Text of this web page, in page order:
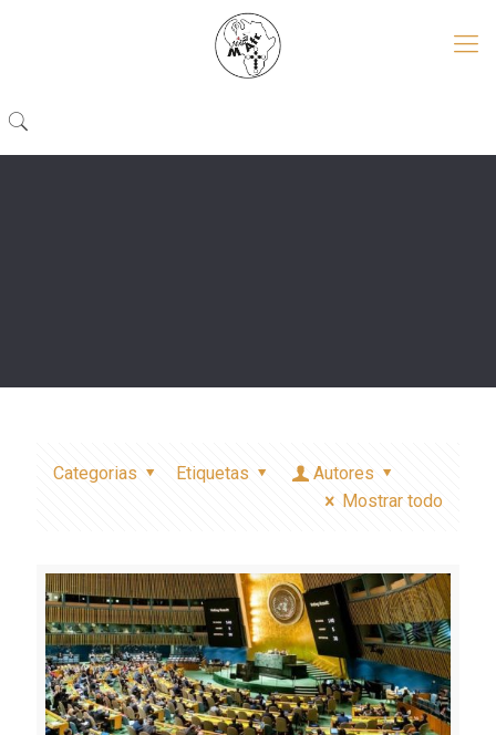
Categorias Etiquetas
Autores
Mostrar todo